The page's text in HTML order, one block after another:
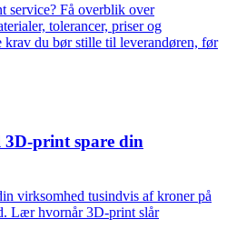
service? Få overblik over
tolerancer, priser og
du bør stille til leverandøren, før
print spare din
virksomhed tusindvis af kroner på
Lær hvornår 3D-print slår